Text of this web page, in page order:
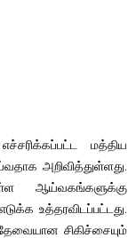
மத்திய
அறிவித்துள்ளது.
ஆய்வகங்களுக்கு
உத்தரவிடப்பட்டது.
சிகிச்சையும்